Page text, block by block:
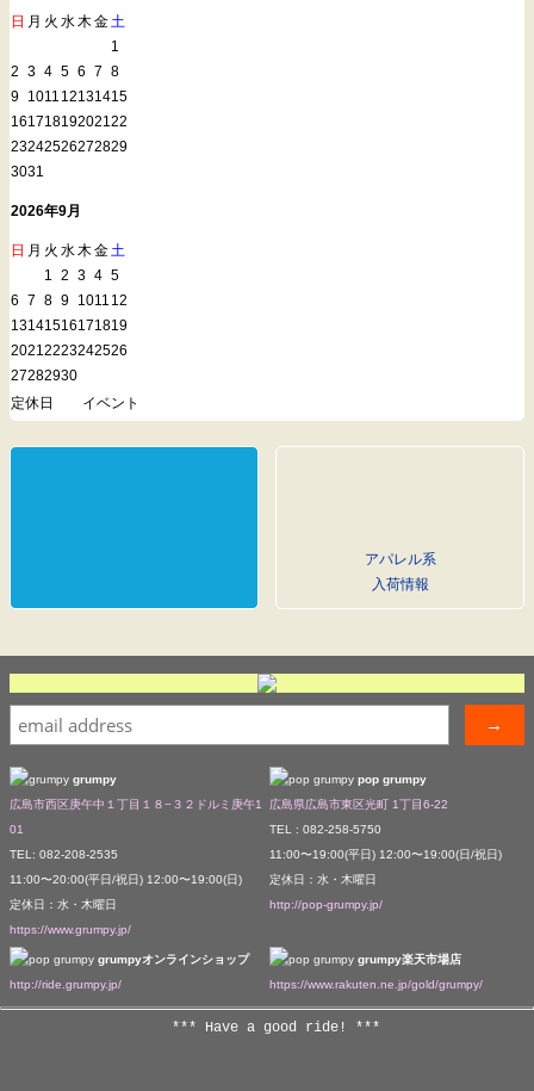
日 月 火 水木金土
1
2 3 4 5 6 7 8
9 1011 12131415
16171819202122
23242526272829
3031
2026年9月
日 月 火 水木金土
1 2 3 4 5
6 7 8 9 1011 12
13141516171819
20212223242526
27282930
定休日
イベント
アパレル系
入荷情報
grumpy
広島市西区庚午中１丁目１８−３２ドルミ庚午1
01
TEL: 082-208-2535
11:00〜20:00(平日/祝日) 12:00〜19:00(日)
定休日：水・木曜日
https://www.grumpy.jp/
pop grumpy
広島県広島市東区光町 1丁目6-22
TEL : 082-258-5750
11:00〜19:00(平日) 12:00〜19:00(日/祝日)
定休日：水・木曜日
http://pop-grumpy.jp/
grumpyオンラインショップ
http://ride.grumpy.jp/
grumpy楽天市場店
https://www.rakuten.ne.jp/gold/grumpy/
*** Have a good ride! ***